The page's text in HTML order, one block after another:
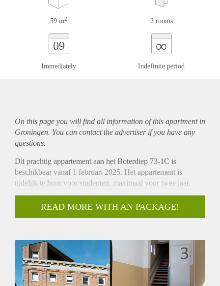
59 m2 2 rooms
09
Immediately
∞
Indefinite period
On this page you will find all information of this apartmentin
Groningen. You can contact the advertiser if you have any
questions.
Dit prachtig appartement aan het Boterdiep 73-1C is
beschikbaar vanaf 1 februari 2025. Het appartement is
tijdelijk te huur voor studenten, maximaal voor twee jaar.
Locatie
Dit mooie appartement is gelegen in het hart van Groningen,
vlakbij het Boterdiep. De wijk biedt een ideale mix van rust
vervoer is op loopafstand en met de fiets ben je snel bij de
belangrijkste onderwijsinstellingen van de stad, zoals de
Rijksuniversiteit Groningen en de Hanzehogeschool.
Indeling
READ MORE WITH AN PACKAGE!